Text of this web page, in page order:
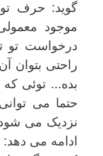
گوید: حرف تو
موجود معمولی
درخواست تو
راحتی بتوان
بده... توئی که
حتما می
نزدیک می شود
ادامه می دهد: